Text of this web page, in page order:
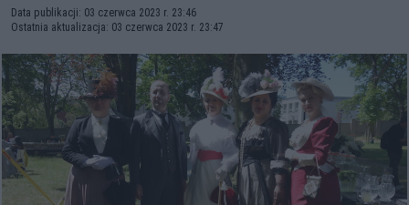
Data publikacji: 03 czerwca 2023 r. 23:46
Ostatnia aktualizacja: 03 czerwca 2023 r. 23:47